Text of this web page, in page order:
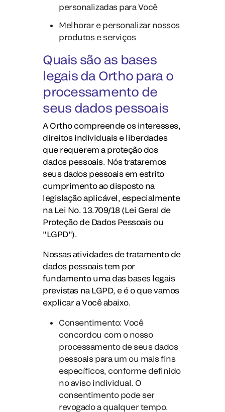
personalizadas para Você
Melhorar e personalizar nossos
produtos e serviços
Quais são as bases
legais da Ortho para o
processamento de
seus dados pessoais
A Ortho compreende os interesses,
direitos individuais e liberdades
que requerem a proteção dos
dados pessoais. Nós trataremos
seus dados pessoais em estrito
cumprimento ao disposto na
legislação aplicável, especialmente
na Lei No. 13.709/18 (Lei Geral de
Proteção de Dados Pessoais ou
"LGPD").
Nossas atividades de tratamento de
dados pessoais tem por
fundamento uma das bases legais
previstas na LGPD, e é o que vamos
explicar a Você abaixo.
Consentimento: Você
concordou com o nosso
processamento de seus dados
pessoais para um ou mais fins
específicos, conforme definido
no aviso individual. O
consentimento pode ser
revogado a qualquer tempo.